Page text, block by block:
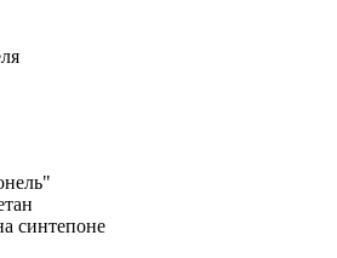
синтепоне